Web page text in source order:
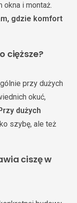
okna i montaż.
gdzie komfort
cięższe?
przy dużych
okuć,
dużych
szybę, ale też
ciszę w